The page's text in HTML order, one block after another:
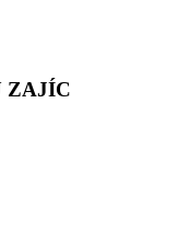
ZAJÍC